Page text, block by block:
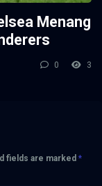
Menang
0 3
fields are marked *